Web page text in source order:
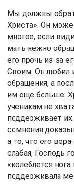
Мы должны
Христа». Он
многое, если
мать нежно
его прочь из-за
Своим. Он любил
обращения, а
им ещё больше.
ученикам не
поддерживает
сомнения
а то, что его
слабая, Господь
«колеблется
поддерживала